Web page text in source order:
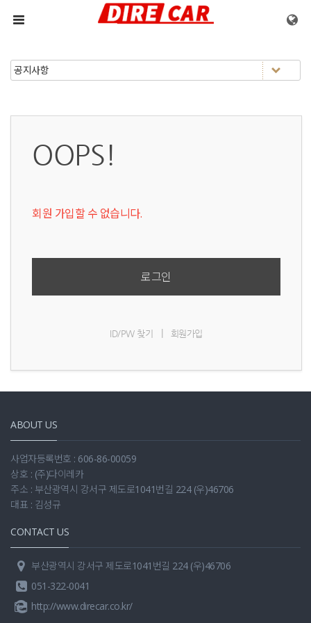
메뉴 건너뛰기
OOPS!
회원 가입할 수 없습니다.
로그인
ID/PW 찾기 회원가입
ABOUT US
사업자등록번호 : 606-86-00059
상호 : (주)다이레카
주소 : 부산광역시 강서구 제도로1041번길 224 (우)46706
대표 : 김성규
CONTACT US
부산광역시 강서구 제도로1041번길 224 (우)46706
051-322-0041
http://www.direcar.co.kr/